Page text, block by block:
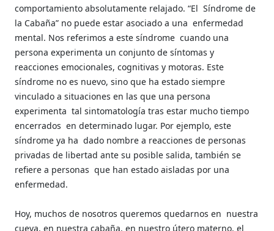
comportamiento absolutamente relajado. “El Síndrome de
la Cabaña” no puede estar asociado a una enfermedad
mental. Nos referimos a este síndrome cuando una
persona experimenta un conjunto de síntomas y
reacciones emocionales, cognitivas y motoras. Este
síndrome no es nuevo, sino que ha estado siempre
vinculado a situaciones en las que una persona
experimenta tal sintomatología tras estar mucho tiempo
encerrados en determinado lugar. Por ejemplo, este
síndrome ya ha dado nombre a reacciones de personas
privadas de libertad ante su posible salida, también se
refiere a personas que han estado aisladas por una
enfermedad.
Hoy, muchos de nosotros queremos quedarnos en nuestra
cueva, en nuestra cabaña, en nuestro útero materno, el